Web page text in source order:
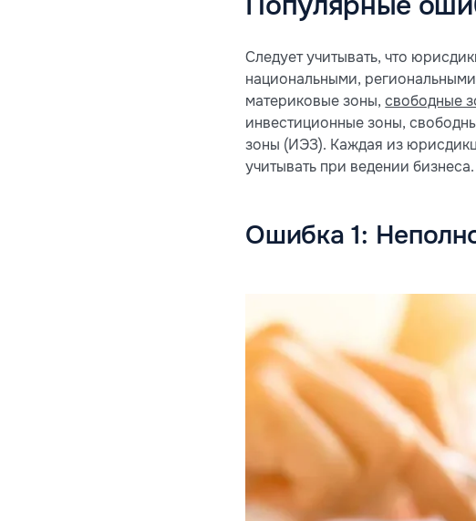
Следует учитывать, что
национальными,
материковые зоны,свободные
инвестиционные зоны,
зоны (ИЭЗ). Каждая из
учитывать при ведении бизнеса.
Ошибка 1: